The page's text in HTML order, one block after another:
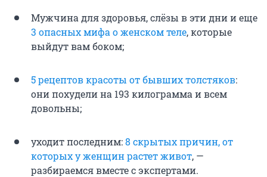
Мужчина для здоровья, слёзы в эти дни и еще
3 опасных мифа о женском теле, которые
выйдут вам боком;
5 рецептов красоты от бывших толстяков:
они похудели на 193 килограмма и всем
довольны;
уходит последним:8 скрытых причин, от
которых у женщин растет живот, —
разбираемся вместе с экспертами.